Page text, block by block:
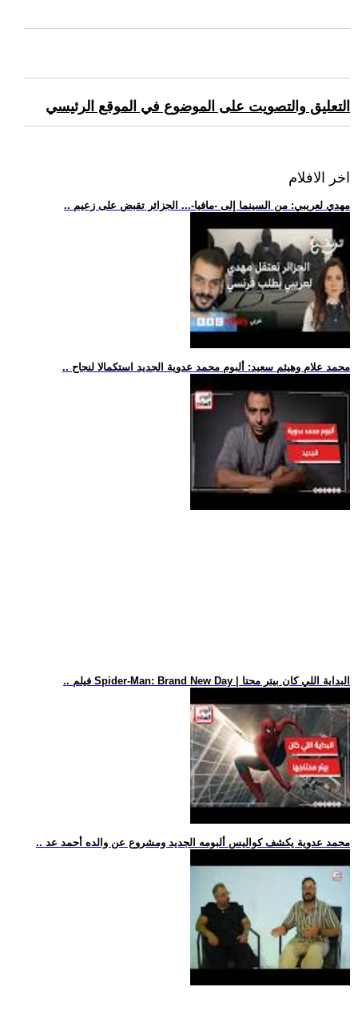
التعليق والتصويت على الموضوع في الموقع الرئيسي
اخر الافلام
.. مهدي لعريبي: من السينما إلى -مافيا-... الجزائر تقبض على زعيم
.. محمد علام وهيثم سعيد: ألبوم محمد عدوية الجديد استكمالا لنجاح
.. فيلم Spider-Man: Brand New Day | البداية اللي كان بيتر محتا
.. محمد عدوية يكشف كواليس ألبومه الجديد ومشروع عن والده أحمد عد